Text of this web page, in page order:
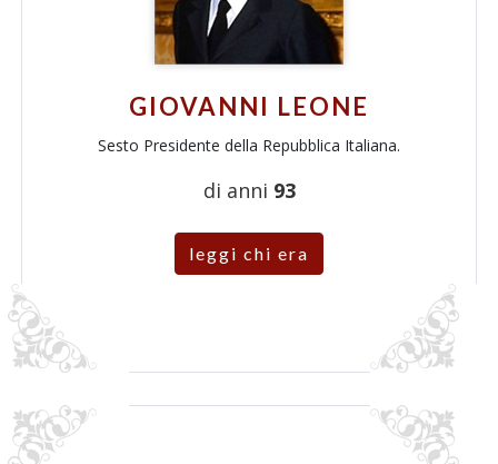
GIOVANNI LEONE
Sesto Presidente della Repubblica Italiana.
di anni 93
leggi chi era